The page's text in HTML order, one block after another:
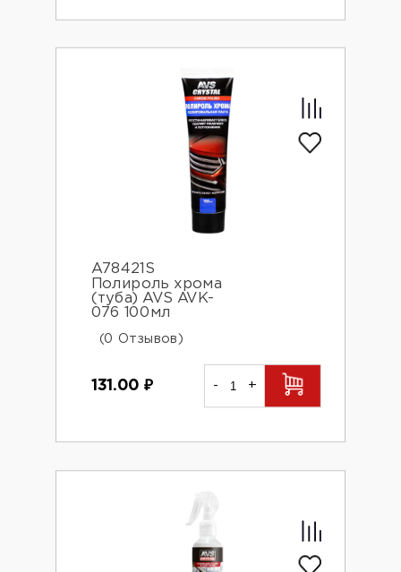
A78421S
Полироль хрома
(туба) AVS AVK-
076 100мл
(0 Отзывов)
131.00 ₽ - +